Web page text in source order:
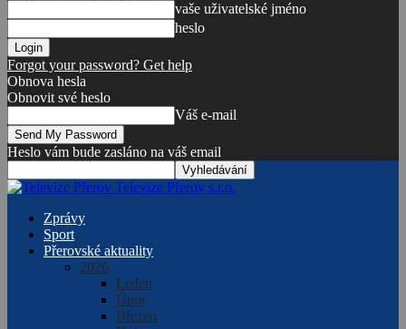
vaše uživatelské jméno
heslo
Forgot your password? Get help
Obnova hesla
Obnovit své heslo
Váš e-mail
Heslo vám bude zasláno na váš email
Televize Přerov s.r.o.
Zprávy
Sport
Přerovské aktuality
2026
Leden
Únor
Březen